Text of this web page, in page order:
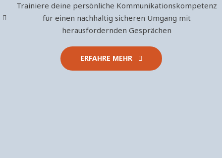
Trainiere deine persönliche Kommunikationskompetenz
für einen nachhaltig sicheren Umgang mit
herausfordernden Gesprächen
ERFAHRE MEHR